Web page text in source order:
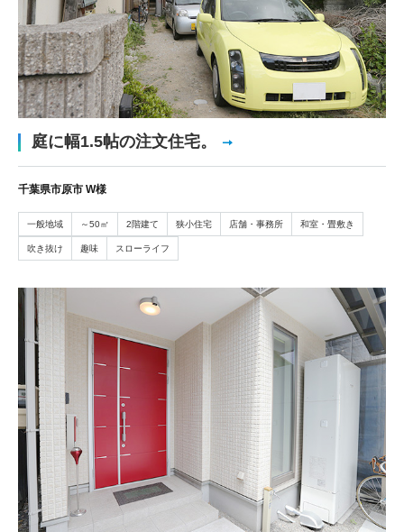
庭に幅1.5帖の注文住宅。
千葉県市原市 W様
一般地域 ～50㎡ 2階建て 狭小住宅 店舗・事務所 和室・畳敷き
吹き抜け 趣味 スローライフ